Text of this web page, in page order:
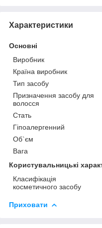
Характеристики
Основні
Виробник
Країна виробник
Тип засобу
Призначення засобу для
волосся
Стать
Гіпоалергенний
Об`єм
Вага
Користувальницькі
Класифікація
косметичного засобу
Приховати